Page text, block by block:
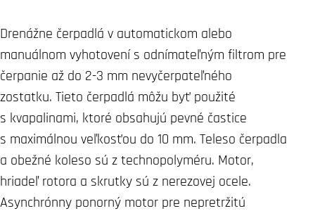
Drenážne čerpadlá v automatickom alebo
manuálnom vyhotovení s odnímateľným filtrom pre
čerpanie až do 2-3 mm nevyčerpateľného
zostatku. Tieto čerpadlá môžu byť použité
s kvapalinami, ktoré obsahujú pevné častice
s maximálnou veľkosťou do 10 mm. Teleso čerpadla
a obežné koleso sú z technopolyméru. Motor,
hriadeľ rotora a skrutky sú z nerezovej ocele.
Asynchrónny ponorný motor pre nepretržitú